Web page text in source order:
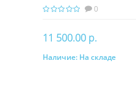
гр - православный подарок
0
11 500.00 р.
В корзину
Наличие: На складе